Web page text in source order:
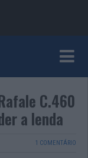
C.460
a lenda
1 COMENTÁRIO